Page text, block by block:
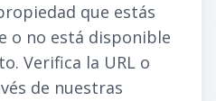
que estás
o no está disponible
Verifica la URL o
de nuestras